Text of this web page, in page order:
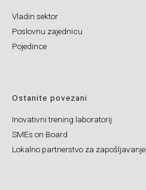
Vladin sektor
Poslovnu zajednicu
Pojedince
Ostanite povezani
Inovativni trening laboratorij
SMEs on Board
Lokalno partnerstvo za zapošljavanje